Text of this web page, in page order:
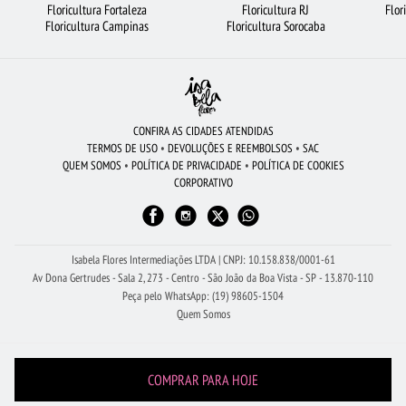
FLORICULTURA GOIÂNIA FLORICULTURA PORTO ALEGRE
VIOLETA
BUQUÊ DE 20 ROSAS VERMELHAS
FLORICULTURA BARUERI FLORICULTURA SANTO ANDRÉ
FLORICULTURA SÃO JOSÉ DOS CAMPOS
FLORICULTURA CURITIBA
Floricultura Fortaleza
Floricultura Campinas
Floricultura RJ
Floricultura Sorocaba
CONFIRA AS CIDADES ATENDIDAS
TERMOS DE USO • DEVOLUÇÕES E REEMBOLSOS • SAC
QUEM SOMOS • POLÍTICA DE PRIVACIDADE • POLÍTICA DE COOKIES
CORPORATIVO
Isabela Flores Intermediações LTDA | CNPJ: 10.158.838/0001-61
Av Dona Gertrudes - Sala 2, 273 - Centro - São João da Boa Vista - SP - 13.870-110
Peça pelo WhatsApp: (19) 98605-1504
Quem Somos
COMPRAR PARA HOJE